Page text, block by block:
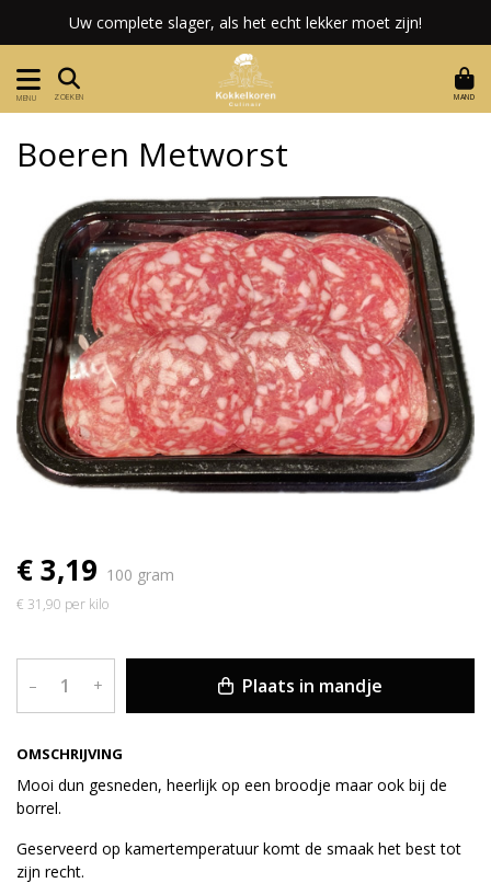
Uw complete slager, als het echt lekker moet zijn!
MENU ZOEKEN MAND
OMSCHRIJVING
Mooi dun gesneden, heerlijk op een broodje maar ook bij de
borrel.
Geserveerd op kamertemperatuur komt de smaak het best tot
zijn recht.
Boeren Metworst
€ 3,19 100 gram
€ 31,90 per kilo
– + Plaats in mandje